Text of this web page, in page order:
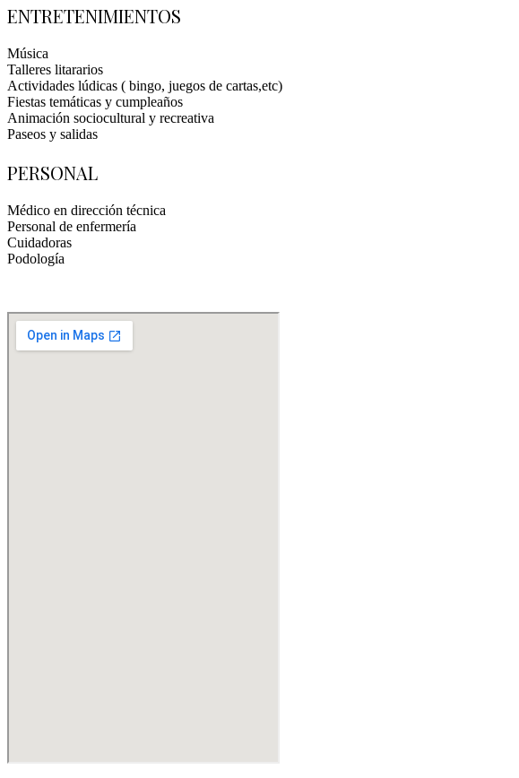
ENTRETENIMIENTOS
Música
Talleres litararios
Actividades lúdicas ( bingo, juegos de cartas,etc)
Fiestas temáticas y cumpleaños
Animación sociocultural y recreativa
Paseos y salidas
PERSONAL
Médico en dirección técnica
Personal de enfermería
Cuidadoras
Podología